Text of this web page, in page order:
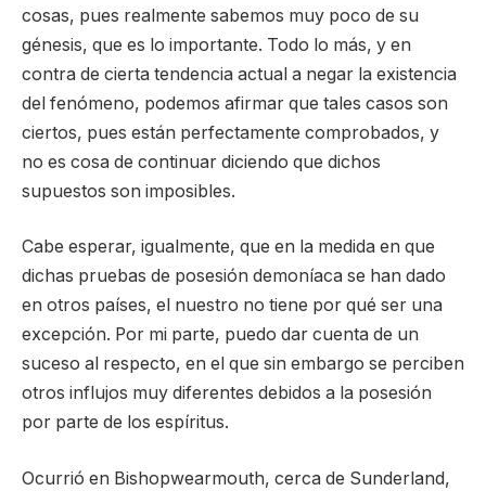
cosas, pues realmente sabemos muy poco de su
génesis, que es lo importante. Todo lo más, y en
contra de cierta tendencia actual a negar la existencia
del fenómeno, podemos afirmar que tales casos son
ciertos, pues están perfectamente comprobados, y
no es cosa de continuar diciendo que dichos
supuestos son imposibles.
Cabe esperar, igualmente, que en la medida en que
dichas pruebas de posesión demoníaca se han dado
en otros países, el nuestro no tiene por qué ser una
excepción. Por mi parte, puedo dar cuenta de un
suceso al respecto, en el que sin embargo se perciben
otros influjos muy diferentes debidos a la posesión
por parte de los espíritus.
Ocurrió en Bishopwearmouth, cerca de Sunderland,